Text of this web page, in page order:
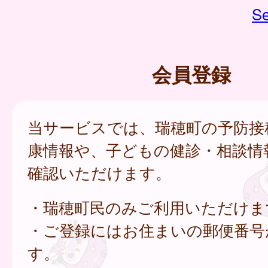
会員登録
当サービスでは、瑞穂町の予防
康情報や、子どもの健診・相談
確認いただけます。
・瑞穂町民のみご利用いただけ
・ご登録にはお住まいの郵便番
す。